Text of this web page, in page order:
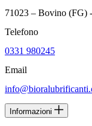
71023 – Bovino (FG)
Telefono
0331 980245
Email
Informazioni